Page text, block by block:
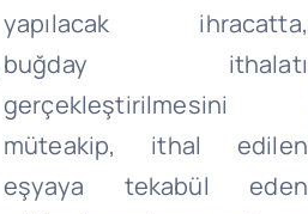
yapılacak ihracatta,
buğday ithalatı
gerçekleştirilmesini
müteakip, ithal edilen
eşyaya tekabül eden